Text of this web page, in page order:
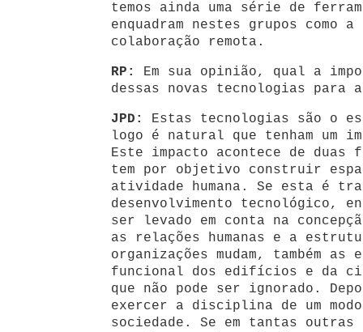
temos ainda uma série de
enquadram nestes grupos
colaboração remota.
RP:
Em sua opinião, qual a
dessas novas tecnologias para
JPD:
Estas tecnologias são o
logo é natural que tenham um
Este impacto acontece de duas
tem por objetivo construir
atividade humana. Se esta é
desenvolvimento tecnológico,
ser levado em conta na
as relações humanas e a
organizações mudam, também
funcional dos edifícios e da
que não pode ser ignorado.
exercer a disciplina de um
sociedade. Se em tantas